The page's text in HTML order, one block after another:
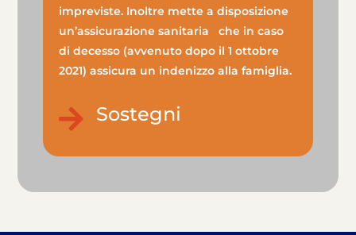
impreviste. Inoltre mette a disposizione
un’assicurazione sanitaria che in caso
di decesso (avvenuto dopo il 1 ottobre
2021) assicura un indenizzo alla famiglia.
 Sostegni